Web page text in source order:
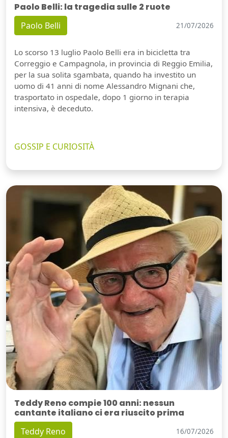
Paolo Belli: la tragedia sulle 2 ruote
Paolo Belli 21/07/2026
Lo scorso 13 luglio Paolo Belli era in bicicletta tra
Correggio e Campagnola, in provincia di Reggio Emilia,
per la sua solita sgambata, quando ha investito un
uomo di 41 anni di nome Alessandro Mignani che,
trasportato in ospedale, dopo 1 giorno in terapia
intensiva, è deceduto.
GOSSIP E CURIOSITÀ
Teddy Reno compie 100 anni: nessun
cantante italiano ci era riuscito prima
Teddy Reno 16/07/2026